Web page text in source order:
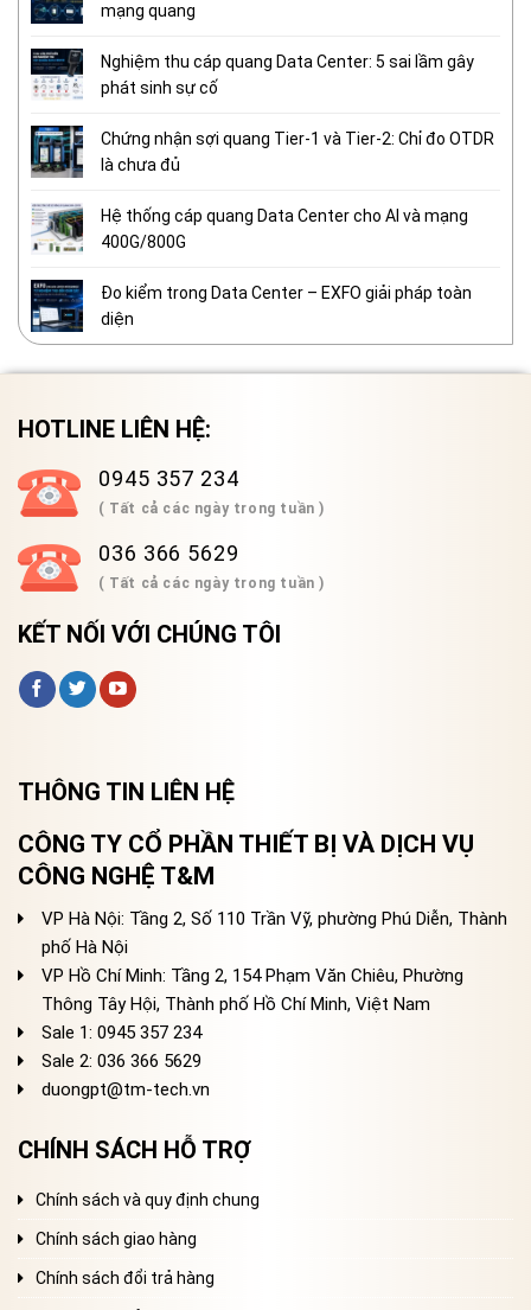
mạng quang
Nghiệm thu cáp quang Data Center: 5 sai lầm gây
phát sinh sự cố
Chứng nhận sợi quang Tier-1 và Tier-2: Chỉ đo OTDR
là chưa đủ
Hệ thống cáp quang Data Center cho AI và mạng
400G/800G
Đo kiểm trong Data Center – EXFO giải pháp toàn
diện
HOTLINE LIÊN HỆ:
0945 357 234
( Tất cả các ngày trong tuần )
036 366 5629
( Tất cả các ngày trong tuần )
KẾT NỐI VỚI CHÚNG TÔI
THÔNG TIN LIÊN HỆ
CÔNG TY CỔ PHẦN THIẾT BỊ VÀ DỊCH VỤ
CÔNG NGHỆ T&M
VP Hà Nội: Tầng 2, Số 110 Trần Vỹ, phường Phú Diễn, Thành
phố Hà Nội
VP Hồ Chí Minh: Tầng 2, 154 Phạm Văn Chiêu, Phường
Thông Tây Hội, Thành phố Hồ Chí Minh, Việt Nam
Sale 1: 0945 357 234
Sale 2: 036 366 5629
duongpt@tm-tech.vn
CHÍNH SÁCH HỖ TRỢ
Chính sách và quy định chung
Chính sách giao hàng
Chính sách đổi trả hàng